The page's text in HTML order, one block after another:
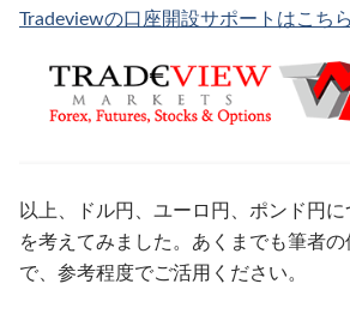
Tradeviewの口座開設サポートはこちら
以上、ドル円、ユーロ円、ポンド円
を考えてみました。あくまでも筆者
で、参考程度でご活用ください。